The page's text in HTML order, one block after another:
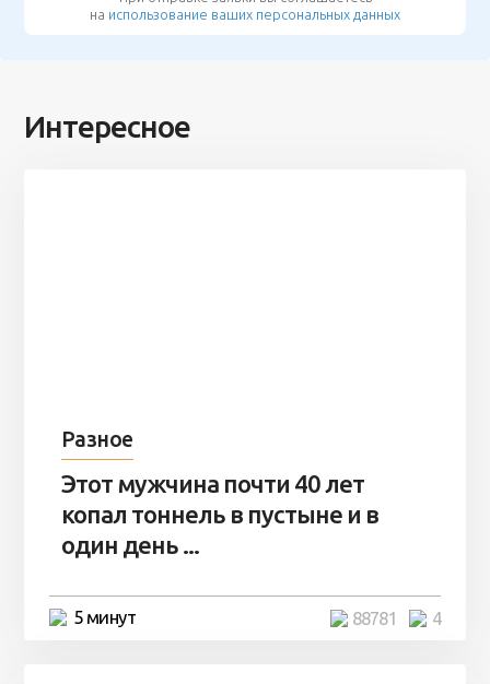
на использование ваших персональных данных
Интересное
Разное
Этот мужчина почти 40 лет
копал тоннель в пустыне и в
один день ...
5 минут 4
88781